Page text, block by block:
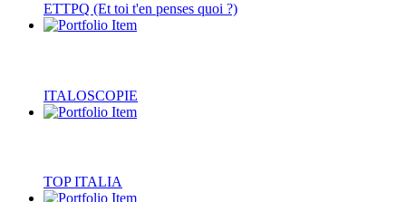
ETTPQ (Et toi t'en penses quoi ?)
ITALOSCOPIE
TOP ITALIA